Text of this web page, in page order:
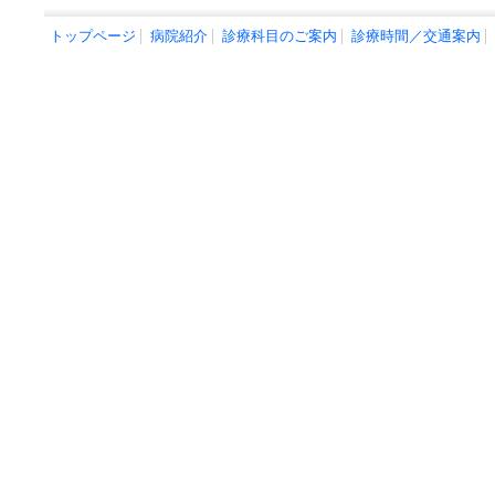
トップページ 病院紹介 診療科目のご案内 診療時間／交通案内